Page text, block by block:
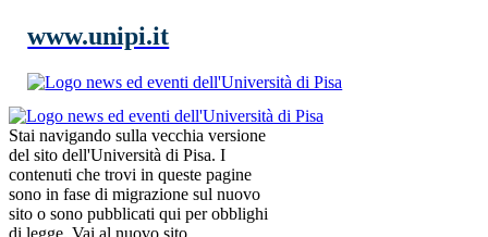
www.unipi.it
Stai navigando sulla vecchia versione
del sito dell'Università di Pisa. I
contenuti che trovi in queste pagine
sono in fase di migrazione sul nuovo
sito o sono pubblicati qui per obblighi
di legge. Vai al nuovo sito